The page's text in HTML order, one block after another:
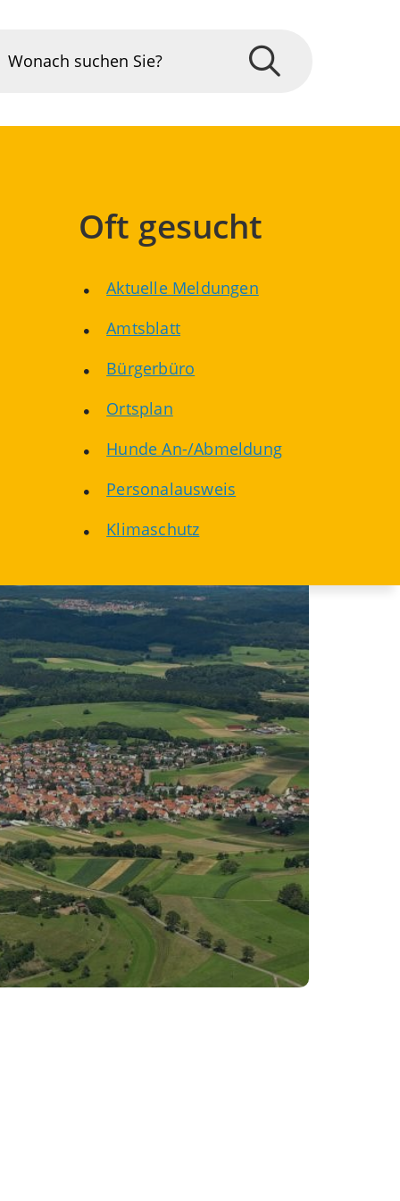
Oft gesucht
Aktuelle Meldungen
Amtsblatt
Bürgerbüro
Ortsplan
Hunde An-/Abmeldung
Personalausweis
Klimaschutz